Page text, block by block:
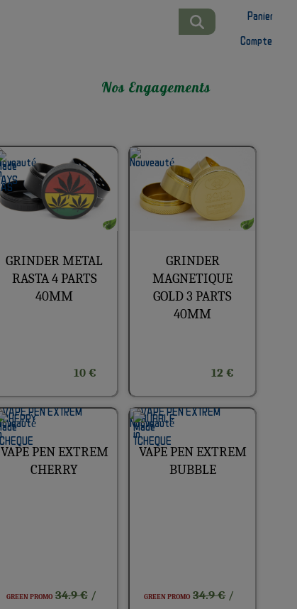
Panier
Compte
Nos Engagements
GRINDER METAL
RASTA 4 PARTS
40MM
10 €
GRINDER
MAGNETIQUE
GOLD 3 PARTS
40MM
12 €
VAPE PEN EXTREM
CHERRY
GREEN PROMO 34.9 €/
VAPE PEN EXTREM
BUBBLE
GREEN PROMO 34.9 €/